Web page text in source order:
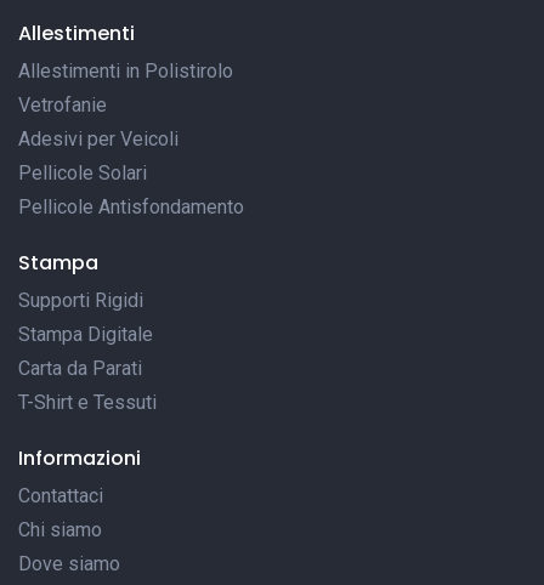
Allestimenti
Allestimenti in Polistirolo
Vetrofanie
Adesivi per Veicoli
Pellicole Solari
Pellicole Antisfondamento
Stampa
Supporti Rigidi
Stampa Digitale
Carta da Parati
T-Shirt e Tessuti
Informazioni
Contattaci
Chi siamo
Dove siamo